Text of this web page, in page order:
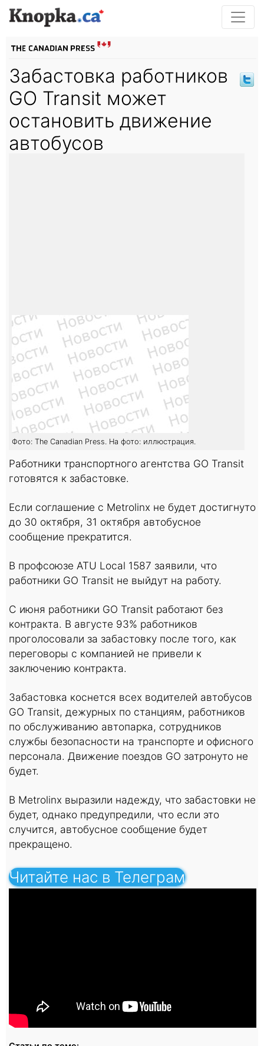
Забастовка работников
GO Transit может
остановить движение
автобусов
Фото: The Canadian Press. На фото: иллюстрация.
Работники транспортного агентства ​​GO Transit
готовятся к забастовке.
Если соглашение с Metrolinx не будет достигнуто
до 30 октября, 31 октября автобусное
сообщение прекратится.
В профсоюзе ATU Local 1587 заявили, что
работники GO Transit не выйдут на работу.
С июня работники GO Transit работают без
контракта. В августе 93% работников
проголосовали за забастовку после того, как
переговоры с компанией не привели к
заключению контракта.
Забастовка коснется всех водителей автобусов ​​
GO Transit, дежурных по станциям, работников
по обслуживанию автопарка, сотрудников
службы безопасности на транспорте и офисного
персонала. Движение поездов GO затронуто не
будет.
В Metrolinx выразили надежду, что забастовки не
будет, однако предупредили, что если это
случится, автобусное сообщение будет
прекращено.
Читайте нас в Телеграм